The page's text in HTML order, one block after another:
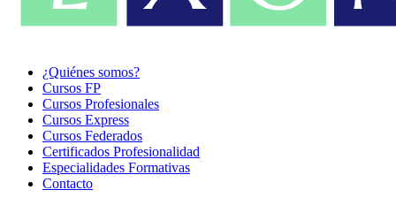
¿Quiénes somos?
Cursos FP
Cursos Profesionales
Cursos Express
Cursos Federados
Certificados Profesionalidad
Especialidades Formativas
Contacto